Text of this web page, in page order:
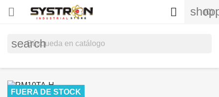
 (0)

search
FUERA DE STOCK